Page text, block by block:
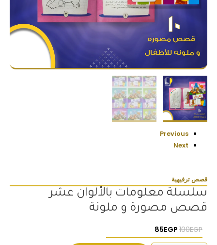
Previous
Next
قصص ترفيهية
سلسلة معلومات بالألوان عشر
قصص مصورة و ملونة
100EGP السعر الأصلي هو: 100EGP.
85EGP